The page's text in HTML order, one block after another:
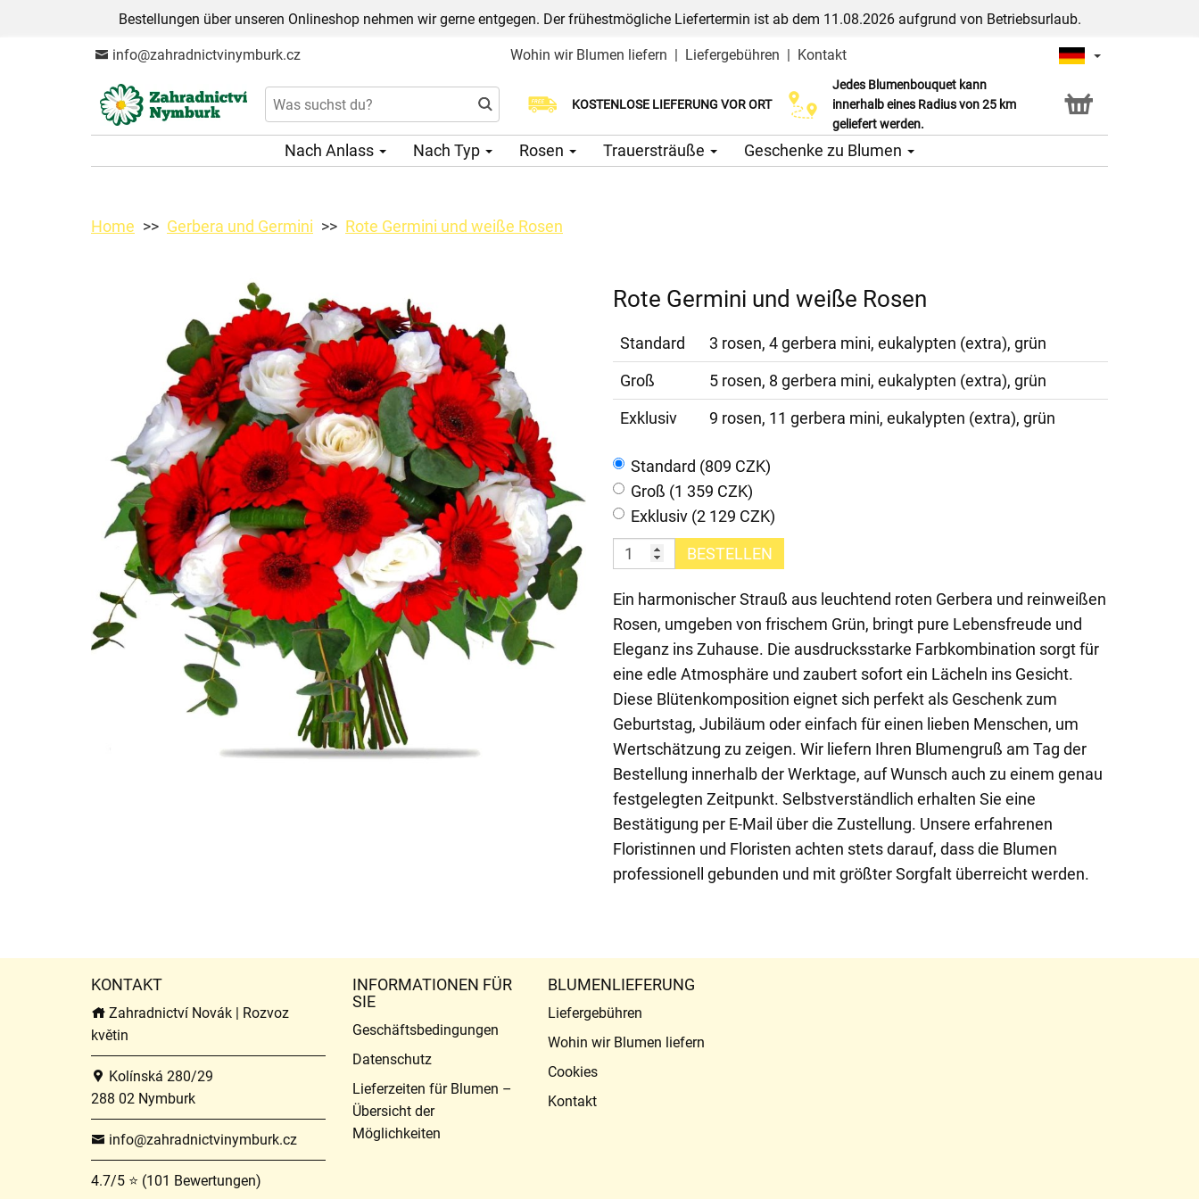
Bestellungen über unseren Onlineshop nehmen wir gerne entgegen. Der frühestmögliche Liefertermin ist ab dem 11.08.2026 aufgrund von Betriebsurlaub.
info@zahradnictvinymburk.cz Wohin wir Blumen liefern | Liefergebühren | Kontakt
KOSTENLOSE LIEFERUNG VOR ORT
Wählen Sie Ihr Lieferdatum
Jedes Blumenbouquet kann
innerhalb eines Radius von 25 km
geliefert werden.
Click & Collect Service
Nach Anlass Nach Typ Rosen Trauersträuße Geschenke zu Blumen
Home Gerbera und Germini Rote Germini und weiße Rosen
Rote Germini und weiße Rosen
Standard
3 rosen, 4 gerbera mini, eukalypten (extra), grün
Groß
5 rosen, 8 gerbera mini, eukalypten (extra), grün
Exklusiv
9 rosen, 11 gerbera mini, eukalypten (extra), grün
Standard (809 CZK)
Groß (1 359 CZK)
Exklusiv (2 129 CZK)
BESTELLEN
Ein harmonischer Strauß aus leuchtend roten Gerbera und reinweißen
Rosen, umgeben von frischem Grün, bringt pure Lebensfreude und
Eleganz ins Zuhause. Die ausdrucksstarke Farbkombination sorgt für
eine edle Atmosphäre und zaubert sofort ein Lächeln ins Gesicht.
Diese Blütenkomposition eignet sich perfekt als Geschenk zum
Geburtstag, Jubiläum oder einfach für einen lieben Menschen, um
Wertschätzung zu zeigen. Wir liefern Ihren Blumengruß am Tag der
Bestellung innerhalb der Werktage, auf Wunsch auch zu einem genau
festgelegten Zeitpunkt. Selbstverständlich erhalten Sie eine
Bestätigung per E-Mail über die Zustellung. Unsere erfahrenen
Floristinnen und Floristen achten stets darauf, dass die Blumen
professionell gebunden und mit größter Sorgfalt überreicht werden.
KONTAKT
Zahradnictví Novák | Rozvoz
květin
Kolínská 280/29
288 02 Nymburk
info@zahradnictvinymburk.cz
4.7/5 ⭐ (101 Bewertungen)
INFORMATIONEN FÜR
SIE
Geschäftsbedingungen
Datenschutz
Lieferzeiten für Blumen –
Übersicht der
Möglichkeiten
BLUMENLIEFERUNG
Liefergebühren
Wohin wir Blumen liefern
Cookies
Kontakt